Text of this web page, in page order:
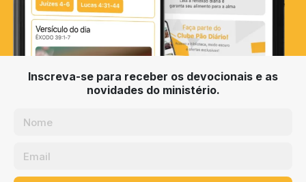
Inscreva-se para receber os devocionais e as
novidades do ministério.